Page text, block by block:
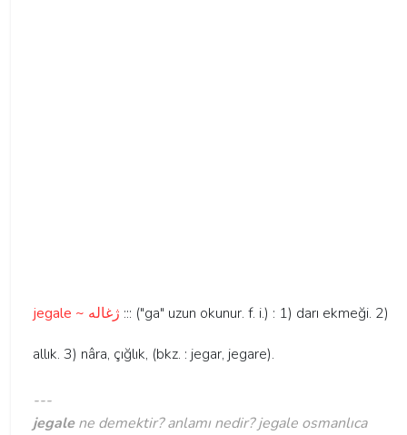
jegale ~ ژغاله ::: ("ga" uzun okunur. f. i.) : 1) darı ekmeği. 2)
allık. 3) nâra, çığlık, (bkz. : jegar, jegare).
---
jegalene demektir? anlamı nedir? jegale osmanlıca